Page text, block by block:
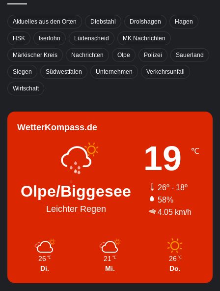
Aktuelles aus den Orten Diebstahl Drolshagen Hagen
HSK Iserlohn Lüdenscheid MK Nachrichten
Märkischer Kreis Nachrichten Olpe Polizei Sauerland
Siegen Südwestfalen Unternehmen Verkehrsunfall
Wirtschaft
WetterKompass.de
Olpe/Biggesee
Leichter Regen
19 ℃
26º - 18º
58%
4.05 km/h
26 ℃
Di.
21 ℃
Mi.
26 ℃
Do.